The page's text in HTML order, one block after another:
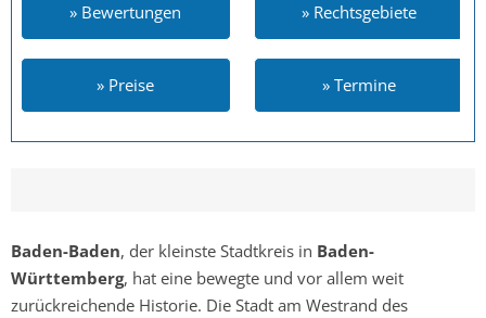
» Bewertungen » Rechtsgebiete
» Preise » Termine
Baden-Baden, der kleinste Stadtkreis in Baden-
Württemberg, hat eine bewegte und vor allem weit
zurückreichende Historie. Die Stadt am Westrand des